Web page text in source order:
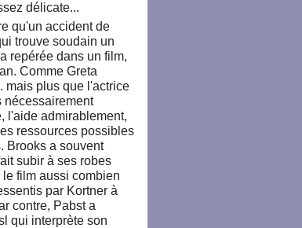
délicate...
qu'un accident de
trouve soudain un
repérée dans un film,
Comme Greta
mais plus que l'actrice
nécessairement
l'aide admirablement,
ressources possibles
Brooks a souvent
subir à ses robes
film aussi combien
par Kortner à
contre, Pabst a
qui interprète son